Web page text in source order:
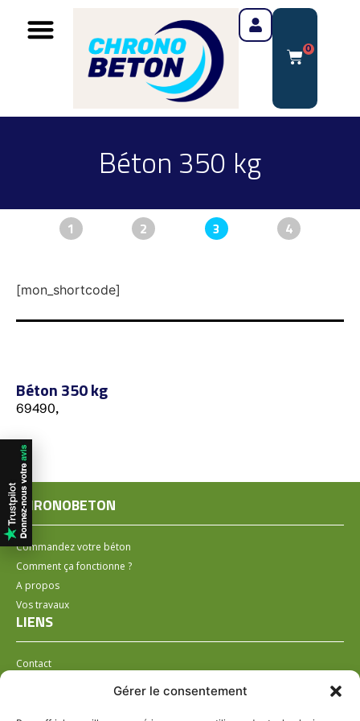
Gérer le consentement
0
Béton 350 kg
1 2 3 4
[mon_shortcode]
Béton 350 kg
69490,
CHRONOBETON
Commandez votre béton
Comment ça fonctionne ?
A propos
Vos travaux
LIENS
Contact